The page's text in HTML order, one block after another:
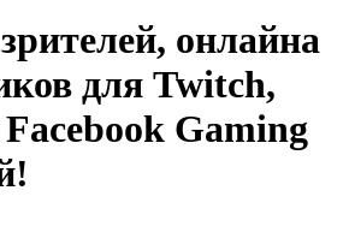
онлайна
для Twitch,
Gaming